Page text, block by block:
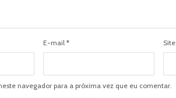
E-mail * Site
navegador para a próxima vez que eu comentar.